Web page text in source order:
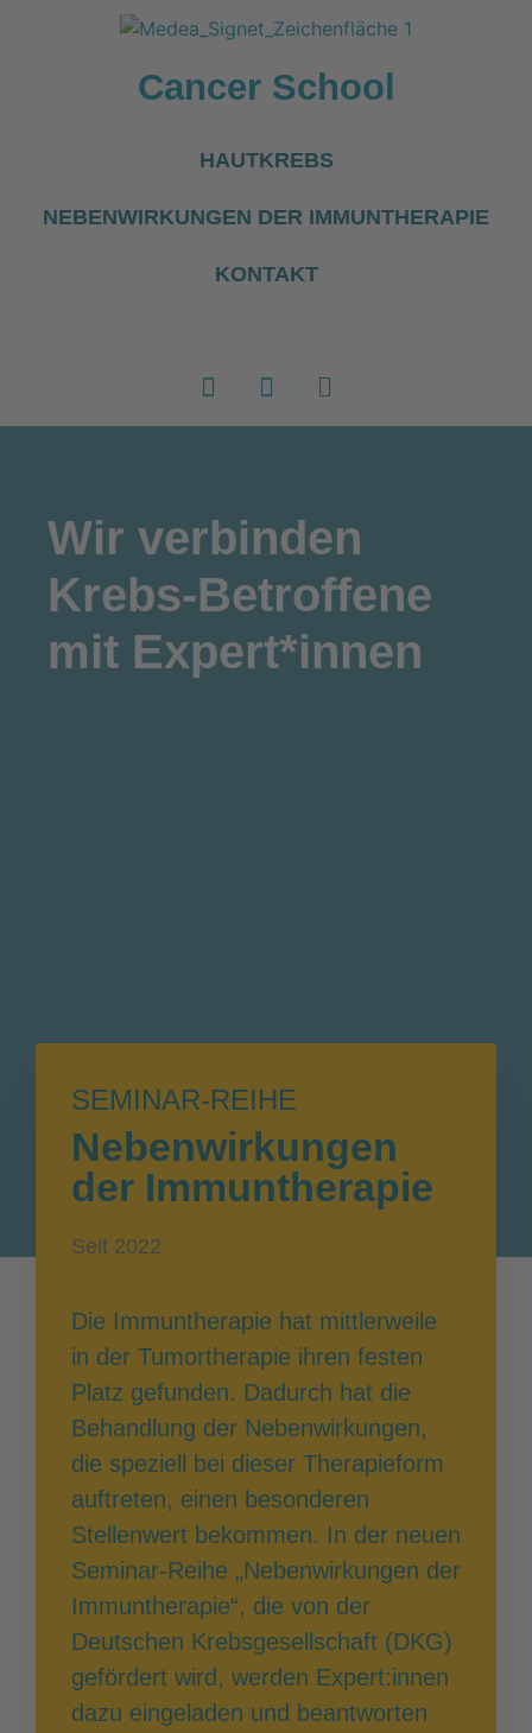
Cancer School
HAUTKREBS
NEBENWIRKUNGEN DER IMMUNTHERAPIE
KONTAKT
Wir verbinden
Krebs-Betroffene
mit Expert*innen
SEMINAR-REIHE
Nebenwirkungen
der Immuntherapie
Seit 2022
Die Immuntherapie hat mittlerweile
in der Tumortherapie ihren festen
Platz gefunden. Dadurch hat die
Behandlung der Nebenwirkungen,
die speziell bei dieser Therapieform
auftreten, einen besonderen
Stellenwert bekommen. In der neuen
Seminar-Reihe „Nebenwirkungen der
Immuntherapie“, die von der
Deutschen Krebsgesellschaft (DKG)
gefördert wird, werden Expert:innen
dazu eingeladen und beantworten